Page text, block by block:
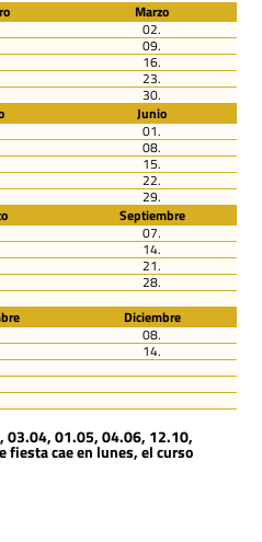
Marzo
02.
09.
16.
23.
30.
Junio
01.
08.
15.
22.
29.
Septiembre
07.
14.
21.
28.
Diciembre
08.
14.
03.04, 01.05, 04.06, 12.10,
cae en lunes, el curso